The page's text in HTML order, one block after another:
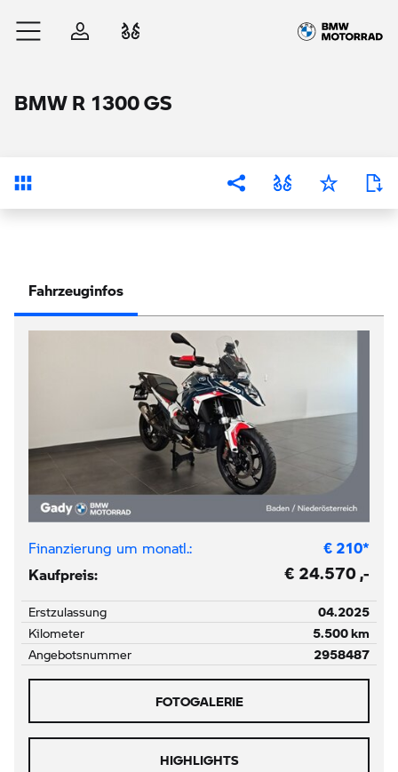
Zum Hauptinhalt springen
Anmelden
BMW R 1300 GS
Fahrzeuginfos
Finanzierung um monatl.: € 210*
Kaufpreis:
€ 24.570 ,-
Erstzulassung 04.2025
Kilometer 5.500 km
Angebotsnummer 2958487
FOTOGALERIE
HIGHLIGHTS